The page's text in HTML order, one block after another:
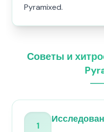
Pyramixed.
Советы и
1